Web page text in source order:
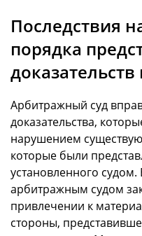
Последствия
порядка
Арбитражный суд
доказательства,
нарушением
которые были
установленного судом.
арбитражным судом
привлечении к
стороны,